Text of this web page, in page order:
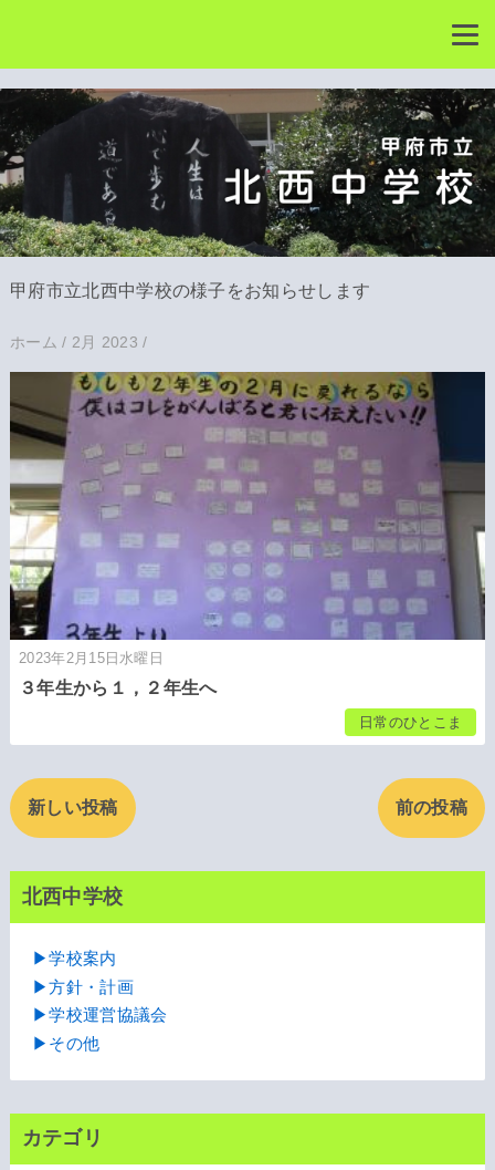
甲府市立北西中学校の様子をお知らせします
ホーム / 2月 2023 /
2023年2月15日水曜日
３年生から１，２年生へ
日常のひとこま
新しい投稿 前の投稿
北西中学校
▶学校案内
▶方針・計画
▶学校運営協議会
▶その他
カテゴリ